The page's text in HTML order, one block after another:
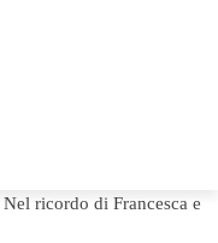
Nel ricordo di Francesca e